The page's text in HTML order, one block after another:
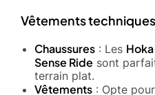
Vêtements
Chaussures : Les
Sense Ride sont
terrain plat.
Vêtements : Opte